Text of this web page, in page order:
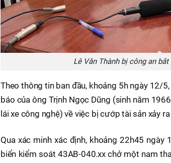
Lê Văn Thành bị công an
Theo thông tin ban đầu, khoảng 5h ngày 12/
báo của ông Trịnh Ngọc Dũng (sinh năm
lái xe công nghệ) về việc bị cướp tài sản xảy
Qua xác minh xác định, khoảng 22h45
biển kiểm soát 43AB-040.xx chở một nam